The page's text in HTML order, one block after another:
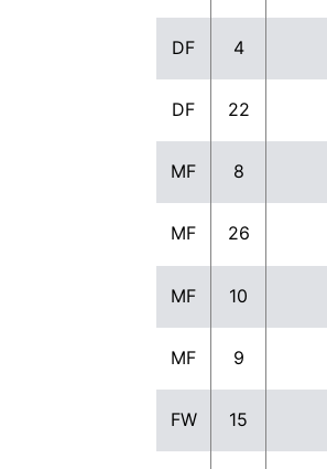
DF 4
DF 22
MF 8
MF 26
MF 10
MF 9
FW 15